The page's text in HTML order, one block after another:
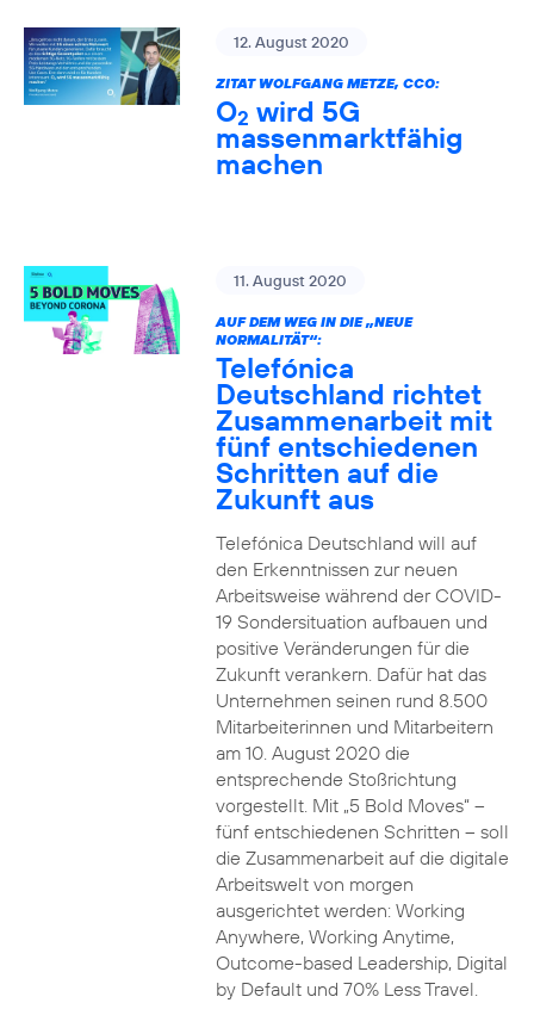
12. August 2020
ZITAT WOLFGANG METZE, CCO:
O2 wird 5G
massenmarktfähig
machen
11. August 2020
AUF DEM WEG IN DIE „NEUE
NORMALITÄT“:
Telefónica
Deutschland richtet
Zusammenarbeit mit
fünf entschiedenen
Schritten auf die
Zukunft aus
Telefónica Deutschland will auf
den Erkenntnissen zur neuen
Arbeitsweise während der COVID-
19 Sondersituation aufbauen und
positive Veränderungen für die
Zukunft verankern. Dafür hat das
Unternehmen seinen rund 8.500
Mitarbeiterinnen und Mitarbeitern
am 10. August 2020 die
entsprechende Stoßrichtung
vorgestellt. Mit „5 Bold Moves“ –
fünf entschiedenen Schritten – soll
die Zusammenarbeit auf die digitale
Arbeitswelt von morgen
ausgerichtet werden: Working
Anywhere, Working Anytime,
Outcome-based Leadership, Digital
by Default und 70% Less Travel.